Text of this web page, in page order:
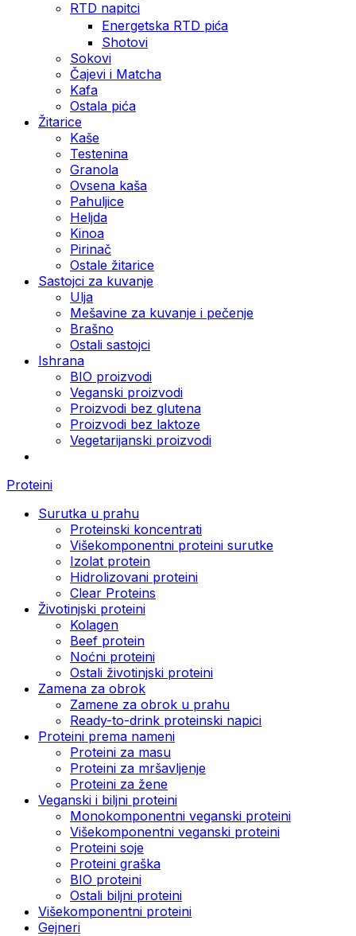
RTD napitci
Energetska RTD pića
Shotovi
Sokovi
Čajevi i Matcha
Kafa
Ostala pića
Žitarice
Kaše
Testenina
Granola
Ovsena kaša
Pahuljice
Heljda
Kinoa
Pirinač
Ostale žitarice
Sastojci za kuvanje
Ulja
Mešavine za kuvanje i pečenje
Brašno
Ostali sastojci
Ishrana
BIO proizvodi
Veganski proizvodi
Proizvodi bez glutena
Proizvodi bez laktoze
Vegetarijanski proizvodi
Proteini
Surutka u prahu
Proteinski koncentrati
Višekomponentni proteini surutke
Izolat protein
Hidrolizovani proteini
Clear Proteins
Životinjski proteini
Kolagen
Beef protein
Noćni proteini
Ostali životinjski proteini
Zamena za obrok
Zamene za obrok u prahu
Ready-to-drink proteinski napici
Proteini prema nameni
Proteini za masu
Proteini za mršavljenje
Proteini za žene
Veganski i biljni proteini
Monokomponentni veganski proteini
Višekomponentni veganski proteini
Proteini soje
Proteini graška
BIO proteini
Ostali biljni proteini
Višekomponentni proteini
Gejneri